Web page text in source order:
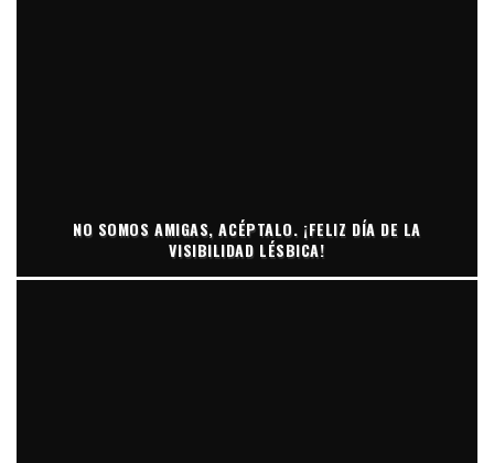
NO SOMOS AMIGAS, ACÉPTALO. ¡FELIZ DÍA DE LA
VISIBILIDAD LÉSBICA!